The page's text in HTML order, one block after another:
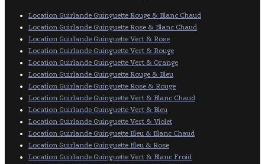
Location Guirlande Guinguette Rouge & Blanc Chaud
Location Guirlande Guinguette Rose & Blanc Chaud
Location Guirlande Guinguette Vert & Rose
Location Guirlande Guinguette Vert & Rouge
Location Guirlande Guinguette Vert & Orange
Location Guirlande Guinguette Rouge & Bleu
Location Guirlande Guinguette Rose & Rouge
Location Guirlande Guinguette Vert & Blanc Chaud
Location Guirlande Guinguette Vert & Bleu
Location Guirlande Guinguette Vert & Violet
Location Guirlande Guinguette Bleu & Blanc Chaud
Location Guirlande Guinguette Bleu & Rose
Location Guirlande Guinguette Vert & Blanc Froid